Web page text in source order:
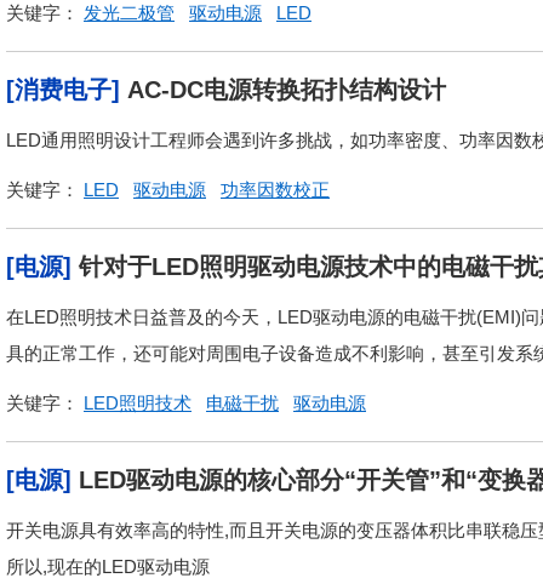
关键字： 发光二极管 驱动电源 LED
[消费电子] AC-DC电源转换拓扑结构设计
LED通用照明设计工程师会遇到许多挑战，如功率密度、功率因数
关键字： LED 驱动电源 功率因数校正
[电源] 针对于LED照明驱动电源技术中的电磁干
在LED照明技术日益普及的今天，LED驱动电源的电磁干扰(EMI)
具的正常工作，还可能对周围电子设备造成不利影响，甚至引发
关键字： LED照明技术 电磁干扰 驱动电源
[电源] LED驱动电源的核心部分“开关管”和“变换
开关电源具有效率高的特性,而且开关电源的变压器体积比串联稳
所以,现在的LED驱动电源